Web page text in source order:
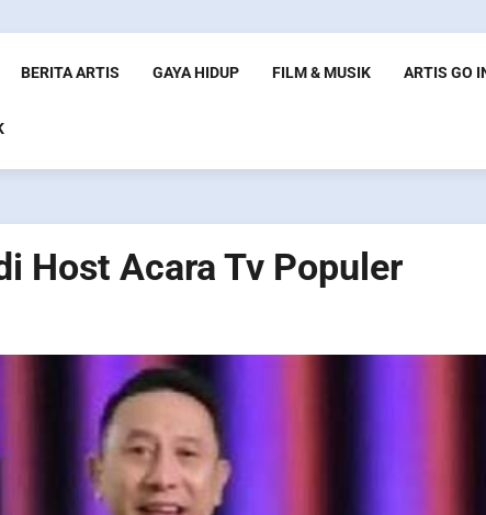
BERITA ARTIS GAYA HIDUP FILM & MUSIK ARTIS GO
Host Acara Tv Populer